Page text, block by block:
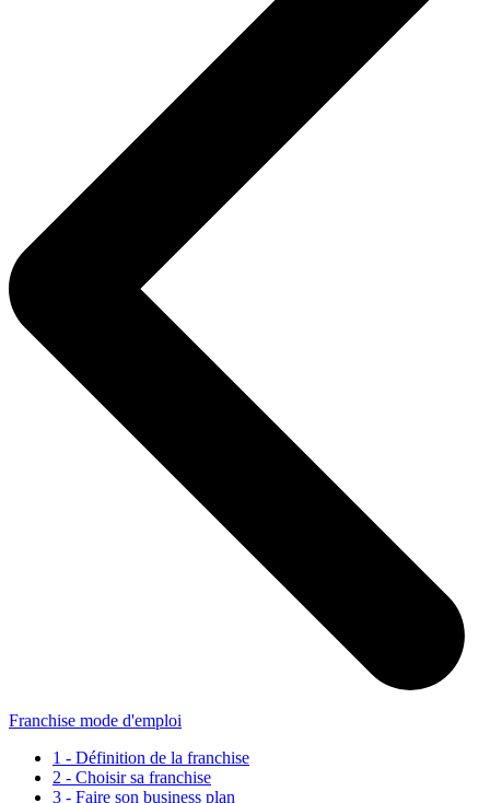
Franchise mode d'emploi
1 - Définition de la franchise
2 - Choisir sa franchise
3 - Faire son business plan